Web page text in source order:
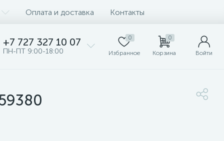
Оплата и доставка Контакты
+7 727 327 10 07
ПН-ПТ 9:00-18:00
0
Избранное
0
Корзина Войти